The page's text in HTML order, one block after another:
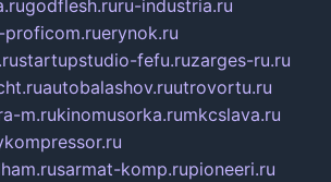
godflesh.ruru-industria.ru
proficom.ruerynok.ru
startupstudio-fefu.ruzarges-ru.ru
autobalashov.ruutrovortu.ru
m.rukinomusorka.rumkcslava.ru
sarmat-komp.rupioneeri.ru